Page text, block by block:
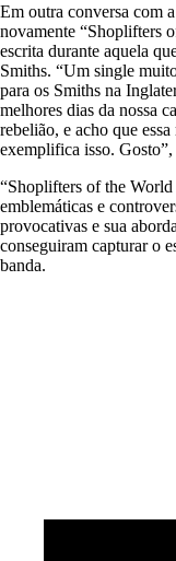
Em outra conversa com
novamente “Shoplifters
escrita durante aquela
Smiths. “Um single
para os Smiths na
melhores dias da nossa
rebelião, e acho que
exemplifica isso. Gosto”,
“Shoplifters of the World
emblemáticas e
provocativas e sua
conseguiram capturar o
banda.